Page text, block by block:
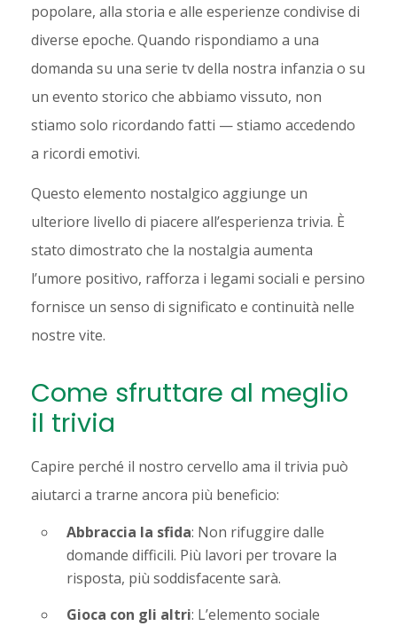
popolare, alla storia e alle esperienze condivise di
diverse epoche. Quando rispondiamo a una
domanda su una serie tv della nostra infanzia o su
un evento storico che abbiamo vissuto, non
stiamo solo ricordando fatti — stiamo accedendo
a ricordi emotivi.
Questo elemento nostalgico aggiunge un
ulteriore livello di piacere all’esperienza trivia. È
stato dimostrato che la nostalgia aumenta
l’umore positivo, rafforza i legami sociali e persino
fornisce un senso di significato e continuità nelle
nostre vite.
Come sfruttare al meglio
il trivia
Capire perché il nostro cervello ama il trivia può
aiutarci a trarne ancora più beneficio:
Abbraccia la sfida: Non rifuggire dalle
domande difficili. Più lavori per trovare la
risposta, più soddisfacente sarà.
Gioca con gli altri: L’elemento sociale